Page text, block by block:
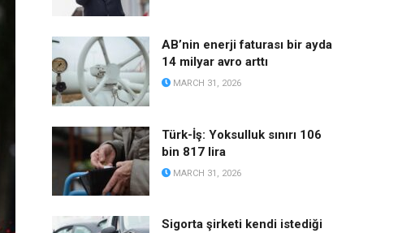
AB’nin enerji faturası bir ayda
14 milyar avro arttı
MARCH 31, 2026
Türk-İş: Yoksulluk sınırı 106
bin 817 lira
MARCH 31, 2026
Sigorta şirketi kendi istediği